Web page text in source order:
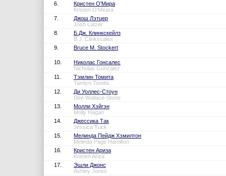
6.
Кристен О’Мира
Kristen O'Meara
7.
Джош Лэтцер
Josh Latzer
8.
Б.Дж. Клинкскейлз
B.J. Clinkscales
9.
Bruce M. Stockert
10.
Николас Гонсалес
Nicholas Gonzalez
11.
Тэмлин Томита
Tamlyn Tomita
12.
Ди Уоллес-Стоун
Dee Wallace-Stone
13.
Молли Хэйгэн
Molly Hagan
14.
Джессика Так
Jessica Tuck
15.
Мелинда Пейдж Хэмилтон
Melinda Page Hamilton
16.
Кристен Ариза
Kristen Ariza
17.
Эшли Джонс
Ashley Jones